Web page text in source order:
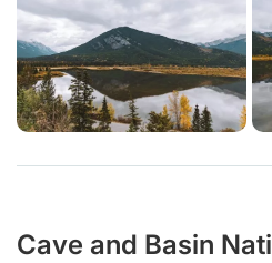
Cave and Basin